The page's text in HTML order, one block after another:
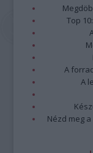
Top
A
A
Nézd meg